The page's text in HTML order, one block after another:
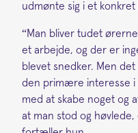
udmønte sig i et konkret
“Man bliver tudet
et arbejde, og der er
blevet snedker. Men
den primære interesse i
med at skabe noget og
at man stod og høvlede,